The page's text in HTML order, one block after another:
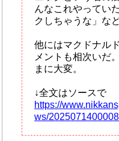
んなこれやってい
クしちゃうな」な
他にはマクドナル
メントも相次いだ
まに大変。
↓全文はソースで
https://
ws/